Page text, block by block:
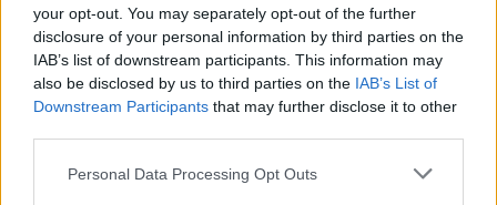
your opt-out. You may separately opt-out of the further
disclosure of your personal information by third parties on the
IAB’s list of downstream participants. This information may
also be disclosed by us to third parties on the IAB’s List of
Downstream Participants that may further disclose it to other
Personal Data Processing Opt Outs